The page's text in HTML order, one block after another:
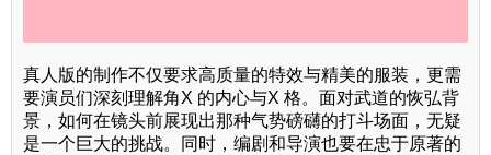
真人版的制作不仅要求高质量的特效与精美的服装，更需
要演员们深刻理解角X 的内心与X 格。面对武道的恢弘背
景，如何在镜头前展现出那种气势磅礴的打斗场面，无疑
是一个巨大的挑战。同时，编剧和导演也要在忠于原著的